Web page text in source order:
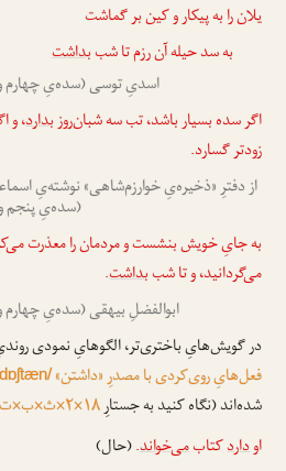
یلان را به پیکار و کین بر گماشت
به سد حیله آن رزم تا شببداشت
اسدیِ توسی (سده‌یِ چهارم
اگر سده بسیار باشد، تب سه شبان‌روزبدارد، و
زودتر گسارد.
از دفترِ «ذخیره‌یِ خوارزم‌شاهی» نوشته‌یِ
(سده‌یِ
به جایِ خویش بنشست و مردمان را معذرت
می‌گردانید، و تا شببداشت.
ابوالفضلِ بیهقی (سده‌یِ
در گویش‌هایِ باختری‌تر، الگوهایِ نمودی
فعل‌هایِ روی‌کردی با مصدرِ «داشتن»
شده‌اند (نگاه کنید به جستارِ۱۸×۲×ث×ب×ت.
اوداردکتابمی‌خواند.(حال)